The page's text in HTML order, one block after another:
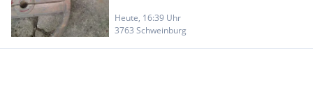
Heute, 16:39 Uhr
3763 Schweinburg